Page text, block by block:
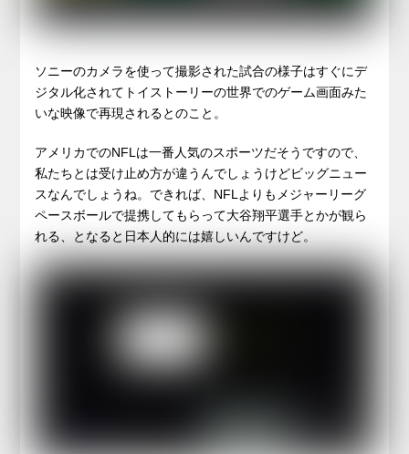
ソニーのカメラを使って撮影された試合の様子はすぐにデ
ジタル化されてトイストーリーの世界でのゲーム画面みた
いな映像で再現されるとのこと。
アメリカでのNFLは一番人気のスポーツだそうですので、
私たちとは受け止め方が違うんでしょうけどビッグニュー
スなんでしょうね。できれば、NFLよりもメジャーリーグ
ペースボールで提携してもらって大谷翔平選手とかが観ら
れる、となると日本人的には嬉しいんですけど。